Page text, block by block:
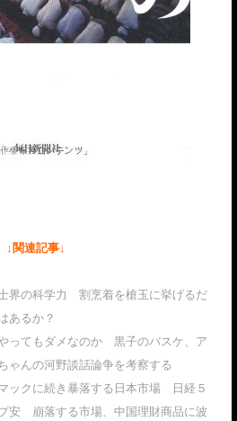
↓関連記事↓
界の科学力 割烹着を槍玉に挙げるだ
あるか？
ってもダメなのか 黒子のバスケ、ア
ゃんの河野談話論争を考察する
ックに続き暴落する日本市場 日経５
安 崩落する市場、中国理財商品に波